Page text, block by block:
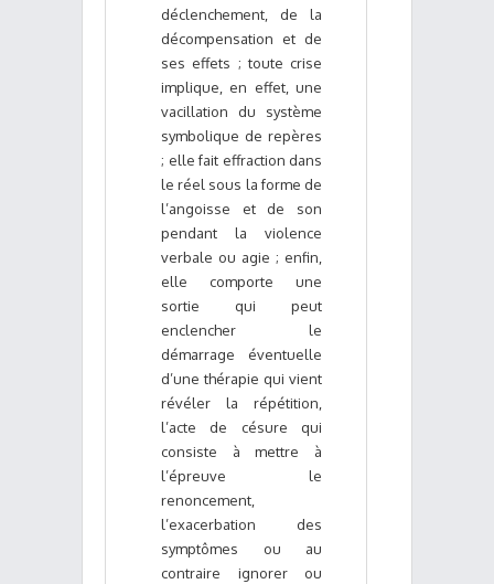
déclenchement, de la
décompensation et de
ses effets ; toute crise
implique, en effet, une
vacillation du système
symbolique de repères
; elle fait effraction dans
le réel sous la forme de
l’angoisse et de son
pendant la violence
verbale ou agie ; enfin,
elle comporte une
sortie qui peut
enclencher le
démarrage éventuelle
d’une thérapie qui vient
révéler la répétition,
l’acte de césure qui
consiste à mettre à
l’épreuve le
renoncement,
l’exacerbation des
symptômes ou au
contraire ignorer ou